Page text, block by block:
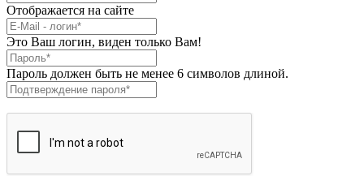
Отображается на сайте
E-Mail *
Это Ваш логин, виден только Вам!
Пароль*
Пароль должен быть не менее 6 символов длиной.
Подтверждение пароля